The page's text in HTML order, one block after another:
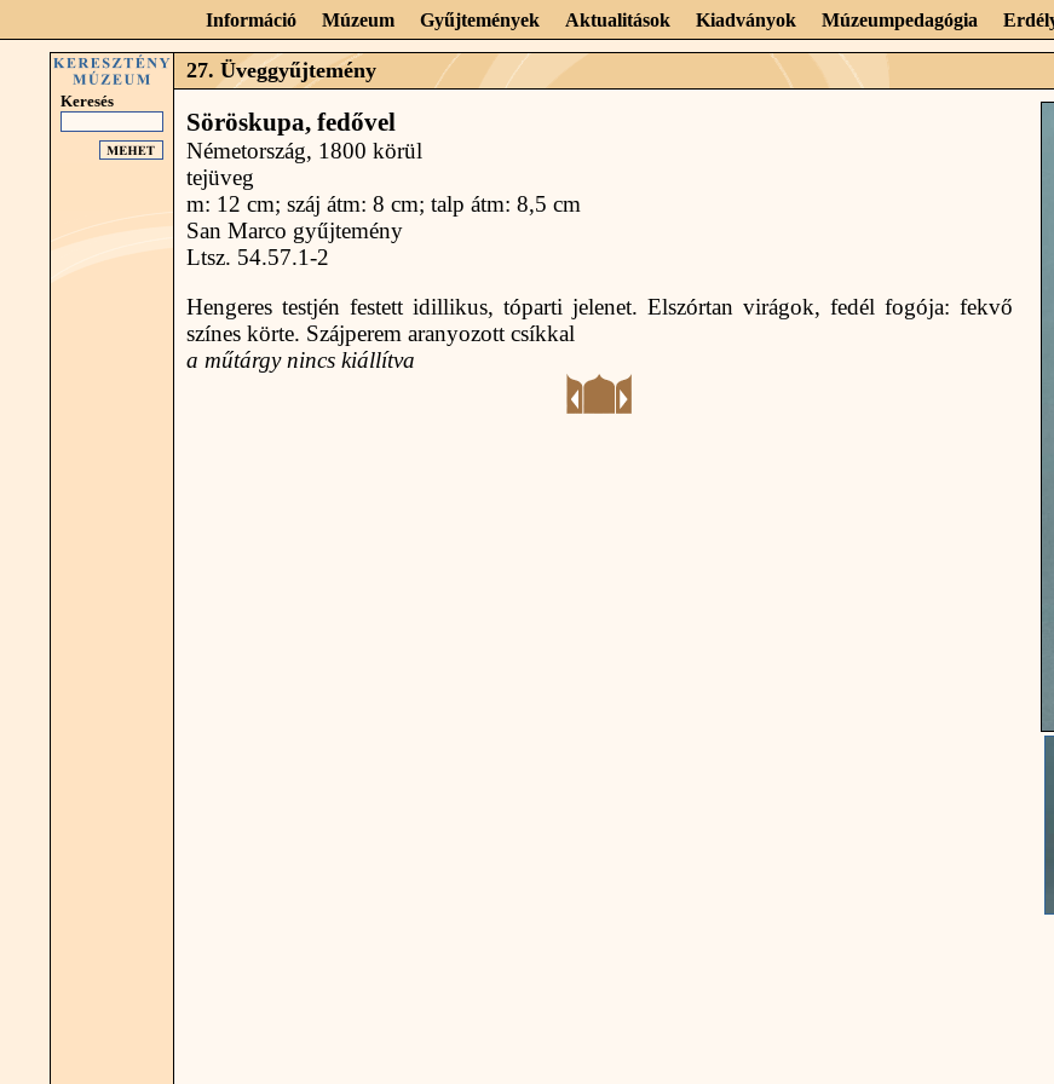
Információ Múzeum Gyűjtemények Aktualitások Kiadványok Múzeumpedagógia
Keresés
27. Üveggyűjtemény
Söröskupa, fedővel
Németország, 1800 körül
tejüveg
m: 12 cm; száj átm: 8 cm; talp átm: 8,5 cm
San Marco gyűjtemény
Ltsz. 54.57.1-2
Hengeres testjén festett idillikus, tóparti jelenet. Elszórtan virágok, fedél fogója: fekvő
színes körte. Szájperem aranyozott csíkkal
a műtárgy nincs kiállítva